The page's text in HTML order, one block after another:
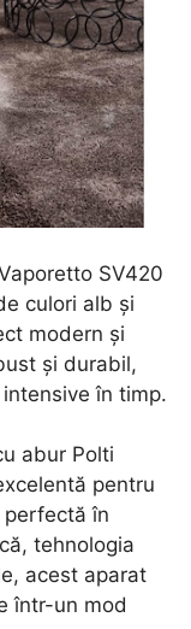
SV420
culori alb și
modern și
și durabil,
în timp.
abur Polti
pentru
perfectă în
tehnologia
acest aparat
într-un mod